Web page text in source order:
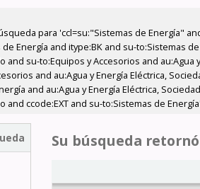
para 'ccl=su:"Sistemas de Energía"
Energía and itype:BK and su-to:Sistemas
and su-to:Equipos y Accesorios and
and au:Agua y Energía Eléctrica,
and au:Agua y Energía Eléctrica,
and ccode:EXT and su-to:Sistemas de Energía'
Su búsqueda